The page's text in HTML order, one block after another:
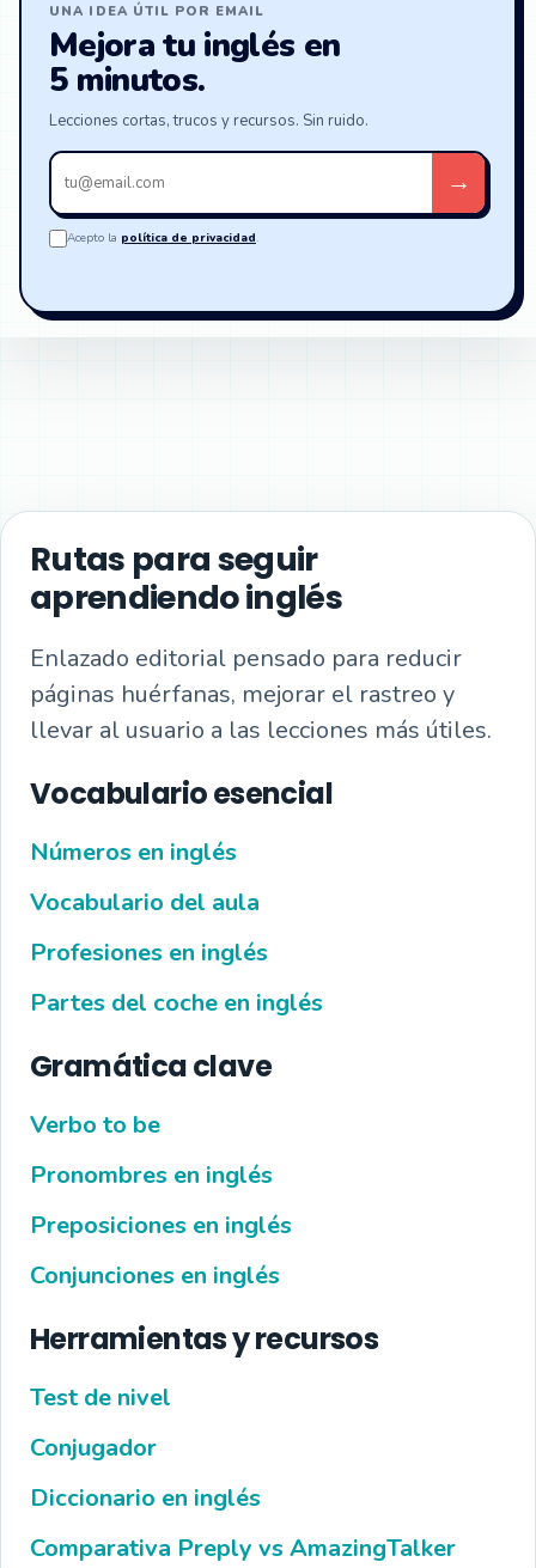
UNA IDEA ÚTIL POR EMAIL
Mejora tu inglés en
5 minutos.
Lecciones cortas, trucos y recursos. Sin ruido.
Tu
email
→
Acepto la política de privacidad.
Rutas para seguir
aprendiendo inglés
Enlazado editorial pensado para reducir
páginas huérfanas, mejorar el rastreo y
llevar al usuario a las lecciones más útiles.
Vocabulario esencial
Números en inglés
Vocabulario del aula
Profesiones en inglés
Partes del coche en inglés
Gramática clave
Verbo to be
Pronombres en inglés
Preposiciones en inglés
Conjunciones en inglés
Herramientas y recursos
Test de nivel
Conjugador
Diccionario en inglés
Comparativa Preply vs AmazingTalker